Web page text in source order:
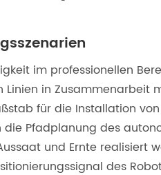
im professionellen
Linien in Zusammenarbeit
für die Installation
Pfadplanung des
und Ernte realisiert
des